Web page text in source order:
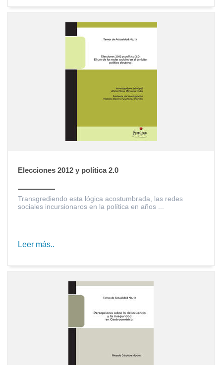
Elecciones 2012 y política 2.0
Transgrediendo esta lógica acostumbrada, las redes
sociales incursionaros en la política en años ...
Leer más..